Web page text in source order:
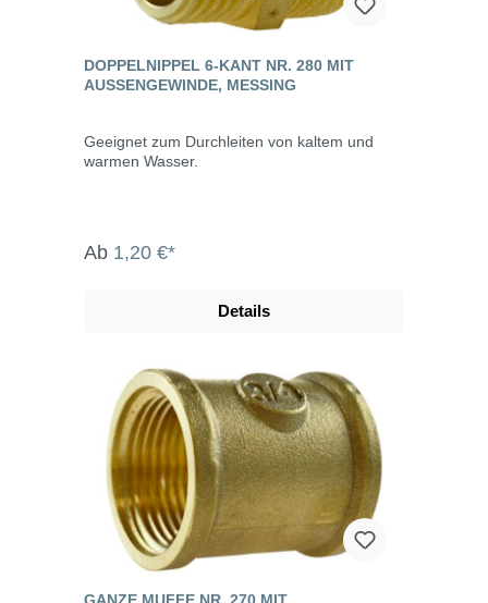
DOPPELNIPPEL 6-KANT NR. 280 MIT
AUSSENGEWINDE, MESSING
Geeignet zum Durchleiten von kaltem und
warmen Wasser.
Ab 1,20 €*
Details
GANZE MUFFE NR. 270 MIT